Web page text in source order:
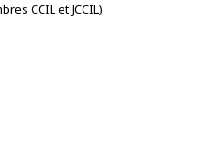
CCIL et JCCIL)